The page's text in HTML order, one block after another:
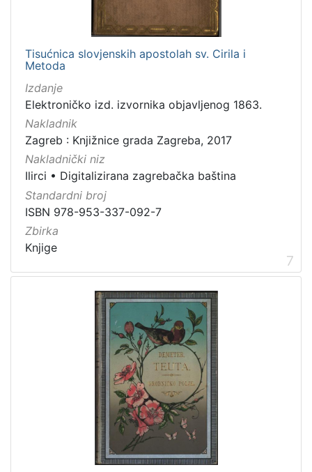
Tisućnica slovjenskih apostolah sv. Cirila i
Metoda
Izdanje
Elektroničko izd. izvornika objavljenog 1863.
Nakladnik
Zagreb : Knjižnice grada Zagreba, 2017
Nakladnički niz
Ilirci • Digitalizirana zagrebačka baština
Standardni broj
ISBN 978-953-337-092-7
Zbirka
Knjige
7